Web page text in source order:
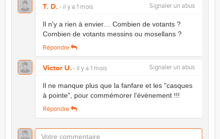
T. D. - il y a 1 mois Signaler un abus
Il n'y a rien à envier… Combien de votants ?
Combien de votants messins ou mosellans ?
Répondre
Victor U. - il y a 1 mois Signaler un abus
Il ne manque plus que la fanfare et les "casques
à pointe", pour commémorer l'évènement !!!
Répondre